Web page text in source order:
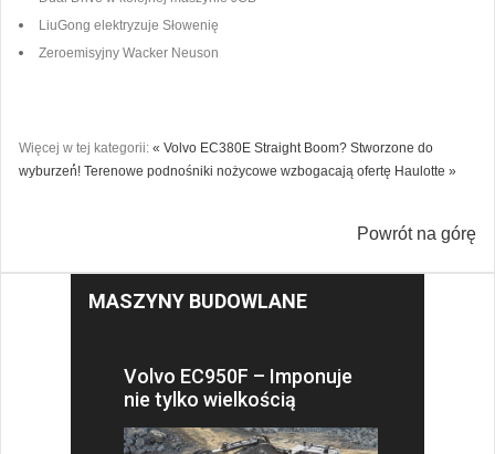
LiuGong elektryzuje Słowenię
Zeroemisyjny Wacker Neuson
Więcej w tej kategorii: « Volvo EC380E Straight Boom? Stworzone do
wyburzeń́! Terenowe podnośniki nożycowe wzbogacają ofertę Haulotte »
Powrót na górę
MASZYNY BUDOWLANE
Volvo EC950F – Imponuje
nie tylko wielkością